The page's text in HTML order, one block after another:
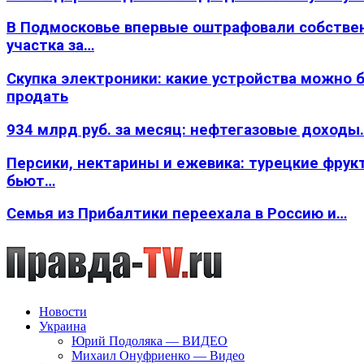
В Подмосковье впервые оштрафовали
участка за…
Скупка электроники: какие устройства можно
продать
934 млрд руб. за месяц: нефтегазовые
Персики, нектарины и ежевика: турецкие
бьют…
Семья из Прибалтики переехала в Россию и…
Новости
Украина
Юрий Подоляка — ВИДЕО
Михаил Онуфриенко — Видео